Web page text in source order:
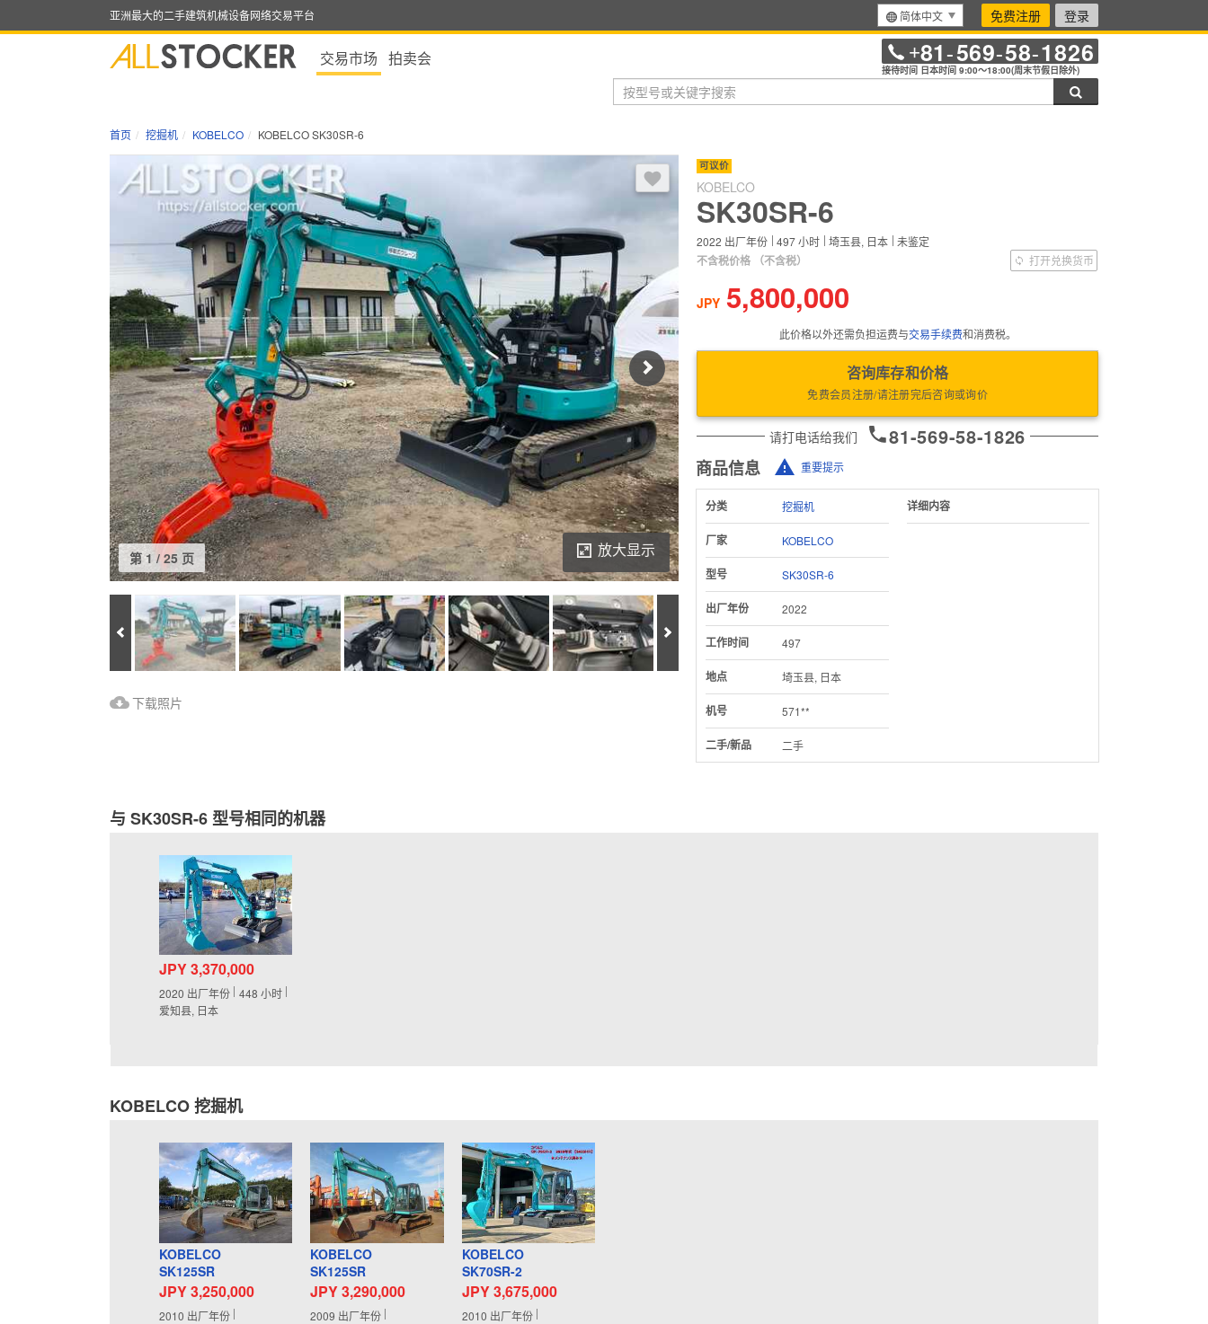
亚洲最大的二手建筑机械设备网络交易平台 简体中文 免费注册 登录
交易市场 拍卖会 +81-569-58-1826
接待时间 日本时间 9:00～18:00(周末节假日除外)
首页 挖掘机 KOBELCO KOBELCO SK30SR-6
可议价
KOBELCO
SK30SR-6
2022 出厂年份 497小时 埼玉县, 日本 未鉴定
第 1 / 25 页 放大显示
登录后，可以收藏到收藏夹
Prev Next
下载照片
不含税价格 （不含税）
JPY 5,800,000
打开兑换货币
此价格以外还需负担运费与交易手续费和消费税。
咨询库存和价格
免费会员注册/请注册完后咨询或询价
请打电话给我们 81-569-58-1826
商品信息 重要提示
分类 挖掘机
厂家 KOBELCO
型号 SK30SR-6
出厂年份 2022
工作时间 497
地点 埼玉县, 日本
机号 571**
二手/新品 二手
详细内容
与 SK30SR-6 型号相同的机器
JPY 3,370,000
2020 出厂年份 448 小时
爱知县, 日本
KOBELCO 挖掘机
KOBELCO
SK125SR
JPY 3,250,000
2010 出厂年份
KOBELCO
SK125SR
JPY 3,290,000
2009 出厂年份
KOBELCO
SK70SR-2
JPY 3,675,000
2010 出厂年份